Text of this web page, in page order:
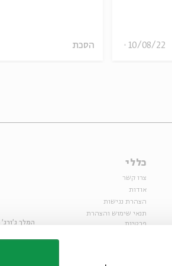
הסכת 10/08/22
כללי
צרו קשר
אודות
הצהרת נגישות
תנאי שימוש והצהרת
פרטיות
המלך ג'ורג' 44 פינת רחוב קק״ל, ירושלים